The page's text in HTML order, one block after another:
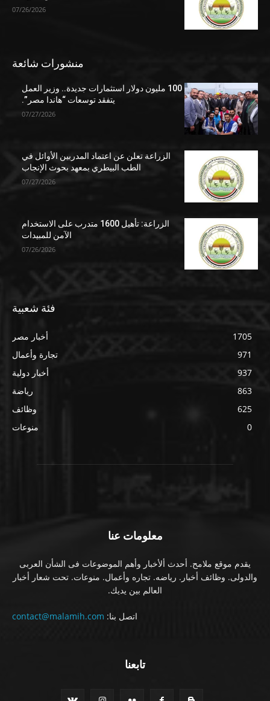
07/26/2026
منشورات شائعة
100 مليون دولار استثمارات جديدة.. وزير العمل
يتفقد توسعات “هاندا مصر”.
07/27/2026
الزراعة تعلن عن اعتماد المدربين الأوائل في
الطب البيطري بمعهد بحوث الإنجاب
07/27/2026
الزراعة: تأهيل 1600 متدرب على الاستخدام
الآمن للمبيدات
07/26/2026
فئة شعبية
أخبار مصر
1705
تجارة وأعمال
971
أخبار دولية
937
رياضة
863
وظائف
625
منوعات
0
معلومات عنا
يقدم موقع ملامح. أحدث ألأخبار وأهم الموضوعات فى الشأن العربى
والدولى. وظائف أخبار. رياضه. تجاره وأعمال. منوعات. تحت شعار أخبار
العالم بين يديك.
اتصل بنا: contact@malamih.com
تابعنا